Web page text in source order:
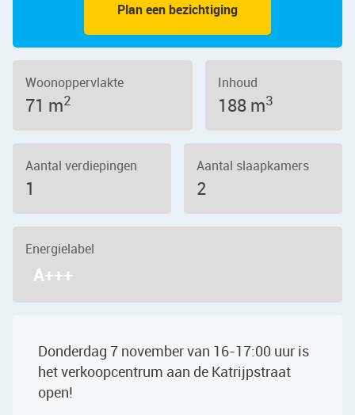
Plan een bezichtiging
Woonoppervlakte
71 m2
Inhoud
188 m3
Aantal verdiepingen
1
Aantal slaapkamers
2
Energielabel
A+++
Donderdag 7 november van 16-17:00 uur is
het verkoopcentrum aan de Katrijpstraat
open!